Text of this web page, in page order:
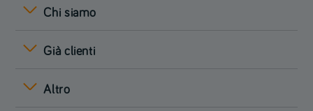
Chi siamo
Già clienti
Altro